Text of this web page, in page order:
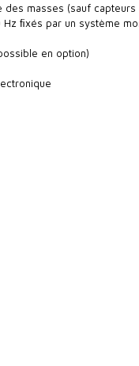
masses (sauf capteurs
ﬁxés par un système
en option)